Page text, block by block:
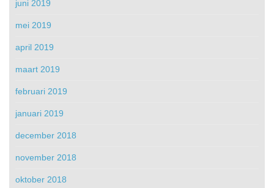
juni 2019
mei 2019
april 2019
maart 2019
februari 2019
januari 2019
december 2018
november 2018
oktober 2018